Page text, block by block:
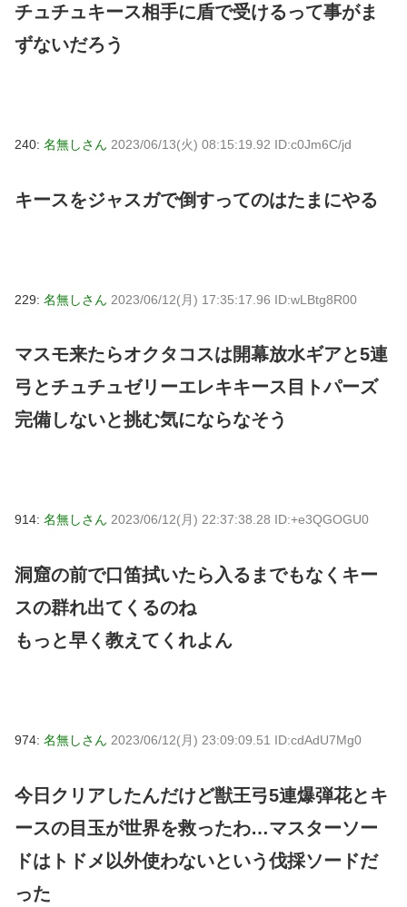
チュチュキース相手に盾で受けるって事がま
ずないだろう
240: 名無しさん 2023/06/13(火) 08:15:19.92 ID:c0Jm6C/jd
キースをジャスガで倒すってのはたまにやる
229: 名無しさん 2023/06/12(月) 17:35:17.96 ID:wLBtg8R00
マスモ来たらオクタコスは開幕放水ギアと5連
弓とチュチュゼリーエレキキース目トパーズ
完備しないと挑む気にならなそう
914: 名無しさん 2023/06/12(月) 22:37:38.28 ID:+e3QGOGU0
洞窟の前で口笛拭いたら入るまでもなくキー
スの群れ出てくるのね
もっと早く教えてくれよん
974: 名無しさん 2023/06/12(月) 23:09:09.51 ID:cdAdU7Mg0
今日クリアしたんだけど獣王弓5連爆弾花とキ
ースの目玉が世界を救ったわ…マスターソー
ドはトドメ以外使わないという伐採ソードだ
った